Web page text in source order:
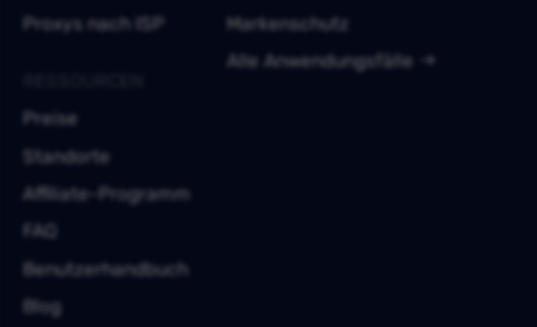
Proxys nach ISP
Markenschutz
Alle Anwendungsfälle
Preise
Standorte
Affiliate-Programm
FAQ
Benutzerhandbuch
Blog